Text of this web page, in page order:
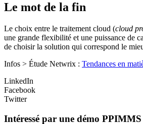
Le mot de la fin
Le choix entre le traitement cloud (cloud
une grande flexibilité et une puissance de
de choisir la solution qui correspond le
Infos > Étude Netwrix : Tendances en
LinkedIn
Facebook
Twitter
Intéressé par une démo PPIMMS